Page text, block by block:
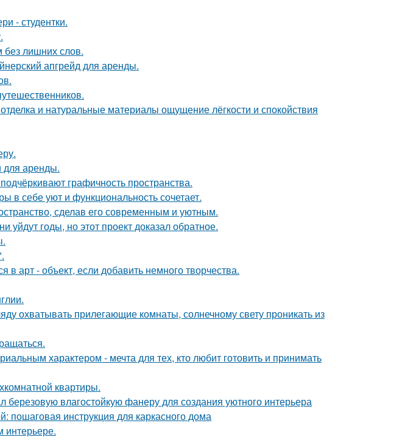
- студентки.
без лишних слов.
апгрейд для аренды.
и натуральные материалы ощущение лёгкости и спокойствия
для аренды.
графичность пространства.
в себе уют и функциональность сочетает.
сделав его современным и уютным.
уйдут годы, но этот проект доказал обратное.
в арт - объект, если добавить немного творчества.
охватывать прилегающие комнаты, солнечному свету проникать из
характером - мечта для тех, кто любит готовить и принимать
квартиры.
березовую влагостойкую фанеру для создания уютного интерьера
пошаговая инструкция для каркасного дома
интерьере.